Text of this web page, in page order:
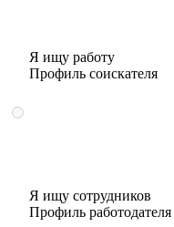
Я ищу работу
Профиль соискателя
Я ищу сотрудников
Профиль работодателя